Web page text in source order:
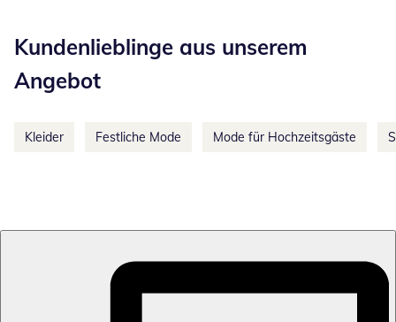
Kundenlieblinge aus unserem
Angebot
Kleider Festliche Mode Mode für Hochzeitsgäste